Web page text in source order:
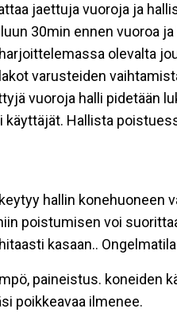
jaettuja vuoroja ja
30min ennen vuoroa
olevalta
varusteiden
vuoroja halli pidetään
käyttäjät. Hallista
hallin konehuoneen
poistumisen voi
kasaan..
paineistus. koneiden
poikkeavaa ilmenee.